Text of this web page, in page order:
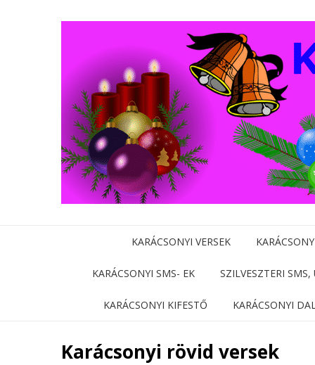
KARÁCSONYI VERSEK
KARÁCSONYI SMS- EK SZILVESZTERI SMS,
KARÁCSONYI KIFESTŐ KARÁCSONYI
Karácsonyi rövid versek